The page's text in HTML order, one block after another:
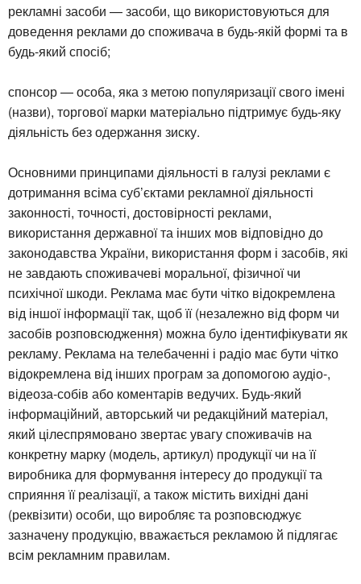
рекламні засоби — засоби, що використовуються для
доведення реклами до споживача в будь-якій формі та в
будь-який спосіб;
спонсор — особа, яка з метою популяризації свого імені
(назви), торгової марки матеріально підтримує будь-яку
діяльність без одержання зиску.
Основними принципами діяльності в галузі реклами є
дотримання всіма суб’єктами рекламної діяльності
законності, точності, достовірності реклами,
використання державної та інших мов відповідно до
законодавства України, використання форм і засобів, які
не завдають споживачеві моральної, фізичної чи
психічної шкоди. Реклама має бути чітко відокремлена
від іншої інформації так, щоб її (незалежно від форм чи
засобів розповсюдження) можна було ідентифікувати як
рекламу. Реклама на телебаченні і радіо має бути чітко
відокремлена від інших програм за допомогою аудіо-,
відеоза-собів або коментарів ведучих. Будь-який
інформаційний, авторський чи редакційний матеріал,
який цілеспрямовано звертає увагу споживачів на
конкретну марку (модель, артикул) продукції чи на її
виробника для формування інтересу до продукції та
сприяння її реалізації, а також містить вихідні дані
(реквізити) особи, що виробляє та розповсюджує
зазначену продукцію, вважається рекламою й підлягає
всім рекламним правилам.